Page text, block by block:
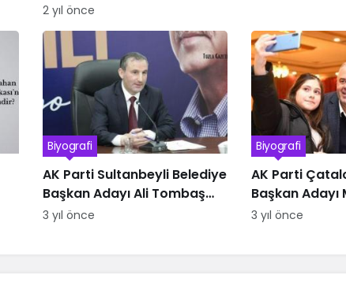
2 yıl önce
AK Parti Sultanbeyli Belediye
Başkan Adayı Ali Tombaş
Kimdir
Biyografi
3 yıl önce
AK Parti
Başkan Adayı
kimdir
Biyografi
3 yıl önce